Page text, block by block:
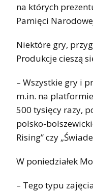
na których
Pamięci
Niektóre gry,
Produkcje cieszą
– Wszystkie gry i
m.in. na
500 tysięcy razy,
polsko-
Rising” czy
W poniedziałek
– Tego typu